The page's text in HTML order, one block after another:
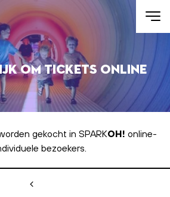
om tickets online
gekocht in SPARKOH! online-
bezoekers.